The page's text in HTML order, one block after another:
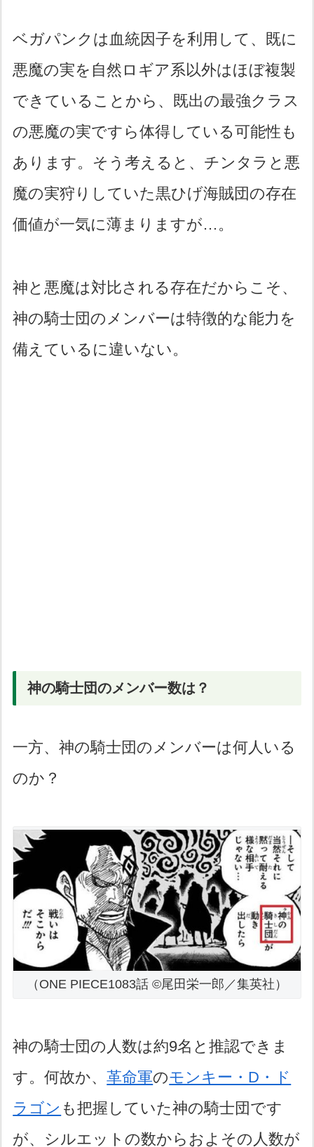
ベガパンクは血統因子を利用して、既に
悪魔の実を自然ロギア系以外はほぼ複製
できていることから、既出の最強クラス
の悪魔の実ですら体得している可能性も
あります。そう考えると、チンタラと悪
魔の実狩りしていた黒ひげ海賊団の存在
価値が一気に薄まりますが…。
神と悪魔は対比される存在だからこそ、
神の騎士団のメンバーは特徴的な能力を
備えているに違いない。
神の騎士団のメンバー数は？
一方、神の騎士団のメンバーは何人いる
のか？
（ONE PIECE1083話 ©尾田栄一郎／集英社）
神の騎士団の人数は約9名と推認できま
す。何故か、革命軍のモンキー・D・ド
ラゴン も把握していた神の騎士団です
が、シルエットの数からおよその人数が